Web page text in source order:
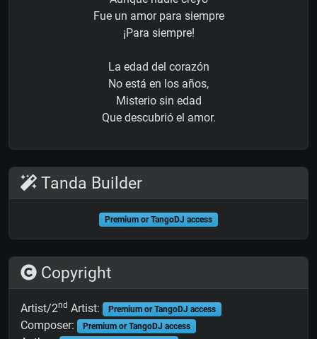
Fue un amor para siempre
¡Para siempre!
La edad del corazón
No está en los años,
Misterio sin edad
Que descubrió el amor.
Tanda Builder
Premium or TangoDJ access
Copyright
Artist/2nd Artist: Premium or TangoDJ access
Composer: Premium or TangoDJ access